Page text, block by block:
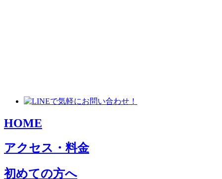
HOME
アクセス・料金
初めての方へ